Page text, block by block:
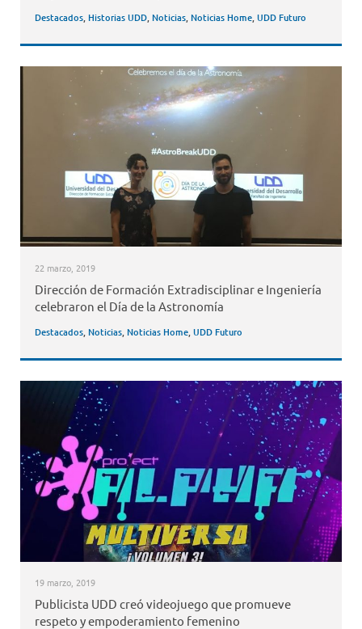
Destacados, Historias UDD, Noticias, Noticias Home,UDD Futuro
22 marzo, 2019
Dirección de Formación Extradisciplinar e Ingeniería
celebraron el Día de la Astronomía
Destacados, Noticias, Noticias Home,UDD Futuro
19 marzo, 2019
Publicista UDD creó videojuego que promueve
respeto y empoderamiento femenino